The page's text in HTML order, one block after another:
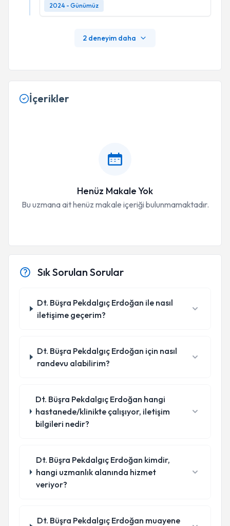
2024 - Günümüz
2 deneyim daha
İçerikler
Henüz Makale Yok
Bu uzmana ait henüz makale içeriği bulunmamaktadır.
Sık Sorulan Sorular
Dt. Büşra Pekdalgıç Erdoğan ile nasıl
iletişime geçerim?
Dt. Büşra Pekdalgıç Erdoğan için nasıl
randevu alabilirim?
Dt. Büşra Pekdalgıç Erdoğan hangi
hastanede/klinikte çalışıyor, iletişim
bilgileri nedir?
Dt. Büşra Pekdalgıç Erdoğan kimdir,
hangi uzmanlık alanında hizmet
veriyor?
Dt. Büşra Pekdalgıç Erdoğan muayene